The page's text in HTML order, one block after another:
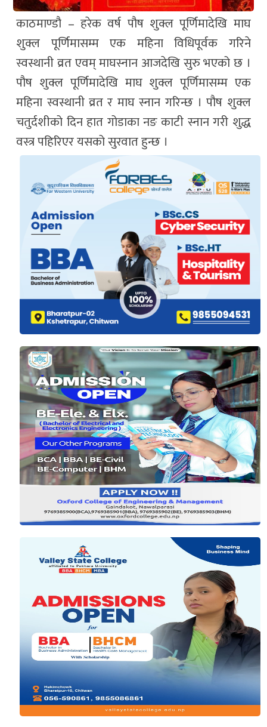
काठमाण्डौ – हरेक वर्ष पौष शुक्ल पूर्णिमादेखि माघ
शुक्ल पूर्णिमासम्म एक महिना विधिपूर्वक गरिने
स्वस्थानी व्रत एवम् माघस्नान आजदेखि सुरु भएको छ ।
पौष शुक्ल पूर्णिमादेखि माघ शुक्ल पूर्णिमासम्म एक
महिना स्वस्थानी व्रत र माघ स्नान गरिन्छ । पौष शुक्ल
चतुर्दशीको दिन हात गोडाका नङ काटी स्नान गरी शुद्ध
वस्त्र पहिरिएर यसको सुरवात हुन्छ ।